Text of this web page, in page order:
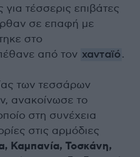
για τέσσερις επιβάτες
σε επαφή με
στο
από τον χανταϊό.
των τεσσάρων
ανακοίνωσε το
στη συνέχεια
στις αρμόδιες
Καμπανία, Τοσκάνη,